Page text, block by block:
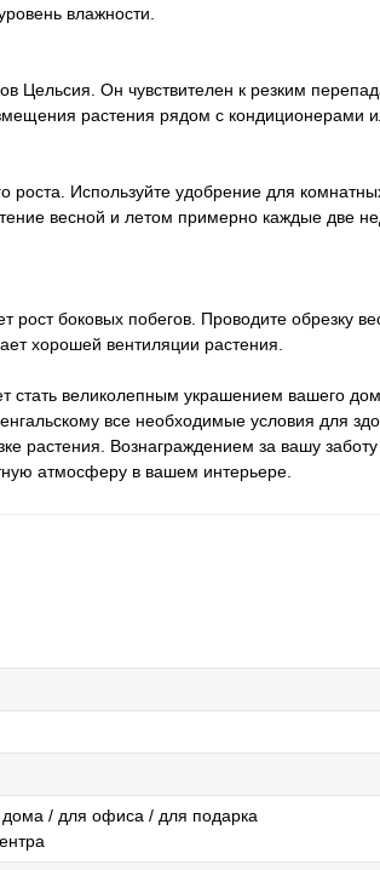
влажности.
Цельсия. Он чувствителен к резким
растения рядом с кондиционерами
Используйте удобрение для
весной и летом примерно каждые две
боковых побегов. Проводите обрезку
хорошей вентиляции растения.
стать великолепным украшением вашего
все необходимые условия для
растения. Вознаграждением за вашу
атмосферу в вашем интерьере.
/ для офиса / для подарка